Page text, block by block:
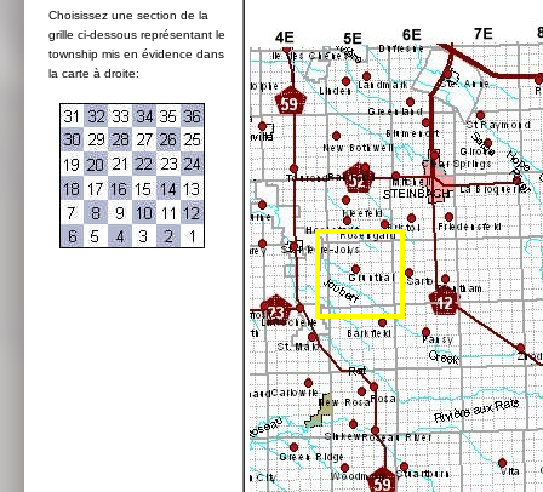
Choisissez une section de la
grille ci-dessous représentant le
township mis en évidence dans
la carte à droite: